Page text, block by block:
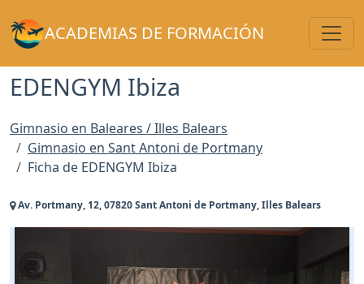
ACADEMIAS DE FORMACIÓN
EDENGYM Ibiza
Gimnasio en Baleares / Illes Balears
Gimnasio en Sant Antoni de Portmany
Ficha de EDENGYM Ibiza
Av. Portmany, 12, 07820 Sant Antoni de Portmany, Illes Balears